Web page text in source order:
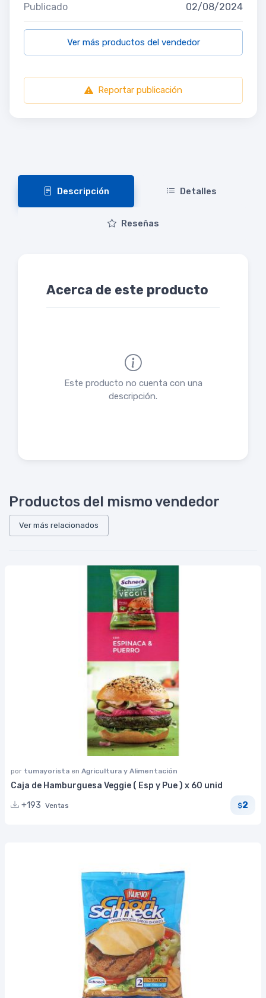
Publicado 02/08/2024
Ver más productos del vendedor
Reportar publicación
Descripción Detalles
Reseñas
Acerca de este producto
Este producto no cuenta con una
descripción.
Productos del mismo vendedor
Ver más relacionados
por tumayorista en Agricultura y Alimentación
Caja de Hamburguesa Veggie ( Esp y Pue ) x 60 unid
+193 Ventas $2